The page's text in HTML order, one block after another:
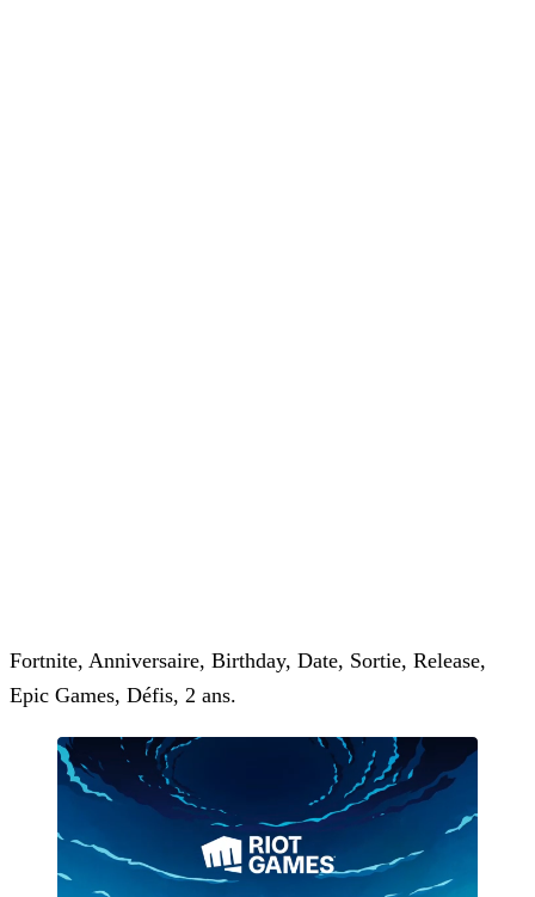
Fortnite, Anniversaire, Birthday, Date, Sortie, Release,
Epic Games, Défis, 2 ans.